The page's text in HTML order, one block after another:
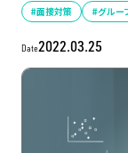
社会人になっ
学生就
学生ライタ
企業・
#面接対策 #グルー
Date2022.03.25